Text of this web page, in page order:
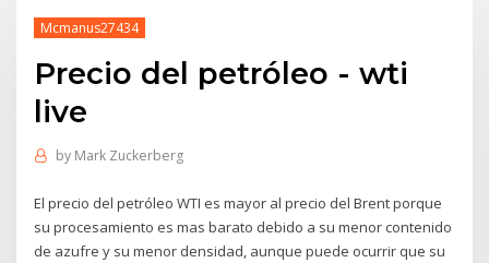
Mcmanus27434
Precio del petróleo - wti
live
by Mark Zuckerberg
El precio del petróleo WTI es mayor al precio del Brent porque
su procesamiento es mas barato debido a su menor contenido
de azufre y su menor densidad, aunque puede ocurrir que su